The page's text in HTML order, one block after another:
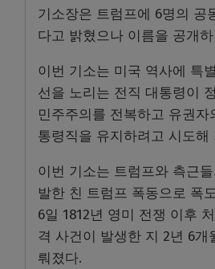
기소장은 트럼프에 6명의 공
다고 밝혔으나 이름을 공개
이번 기소는 미국 역사에 특
선을 노리는 전직 대통령이
민주주의를 전복하고 유권자
통령직을 유지하려고 시도해
이번 기소는 트럼프와 측근
발한 친 트럼프 폭동으로 폭
6일 1812년 영미 전쟁 이후
격 사건이 발생한 지 2년 6개
뤄졌다.